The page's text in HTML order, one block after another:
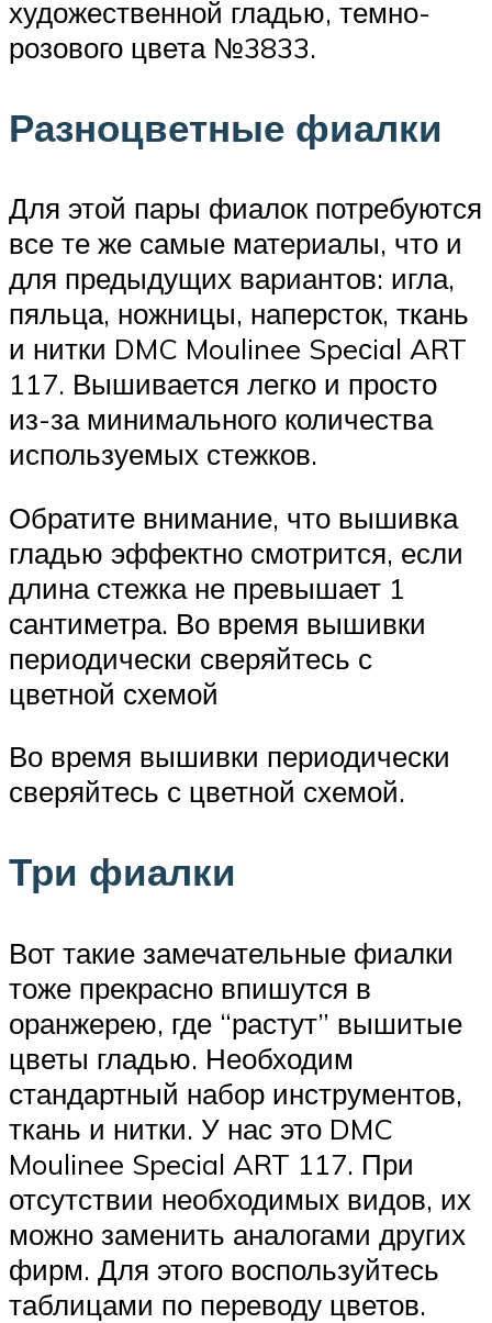
художественной гладью, темно-
розового цвета №3833.
Разноцветные фиалки
Для этой пары фиалок потребуются
все те же самые материалы, что и
для предыдущих вариантов: игла,
пяльца, ножницы, наперсток, ткань
и нитки DMC Moulinee Speсial ART
117. Вышивается легко и просто
из-за минимального количества
используемых стежков.
Обратите внимание, что вышивка
гладью эффектно смотрится, если
длина стежка не превышает 1
сантиметра. Во время вышивки
периодически сверяйтесь с
цветной схемой
Во время вышивки периодически
сверяйтесь с цветной схемой.
Три фиалки
Вот такие замечательные фиалки
тоже прекрасно впишутся в
оранжерею, где “растут” вышитые
цветы гладью. Необходим
стандартный набор инструментов,
ткань и нитки. У нас это DMC
Moulinee Speсial ART 117. При
отсутствии необходимых видов, их
можно заменить аналогами других
фирм. Для этого воспользуйтесь
таблицами по переводу цветов.